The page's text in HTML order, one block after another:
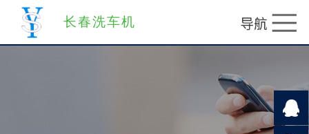
长春洗车机